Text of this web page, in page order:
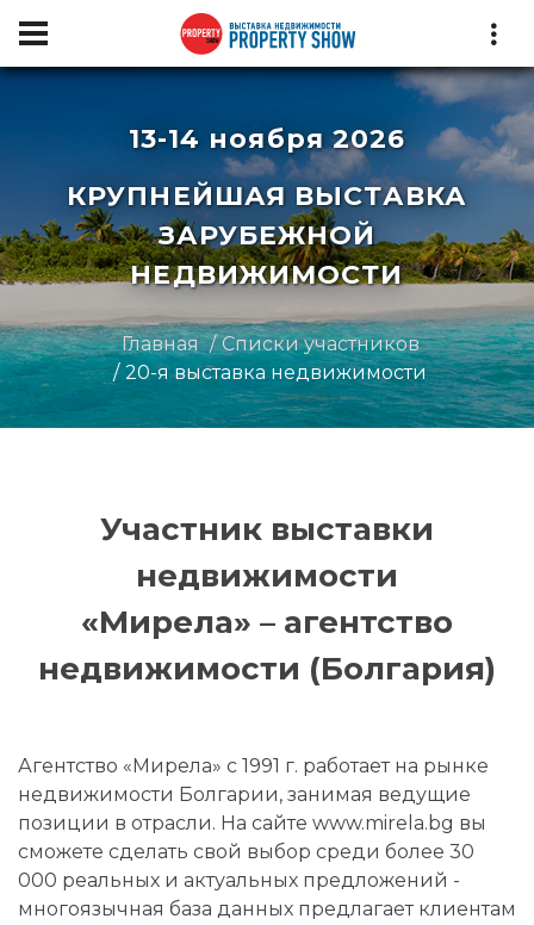
13-14 ноября 2026
КРУПНЕЙШАЯ ВЫСТАВКА
ЗАРУБЕЖНОЙ
НЕДВИЖИМОСТИ
Главная
Списки участников
20-я выставка недвижимости
Участник выставки
недвижимости
«Мирела» – агентство
недвижимости (Болгария)
Агентство «Мирела» с 1991 г. работает на рынке
недвижимости Болгарии, занимая ведущие
позиции в отрасли. На сайте www.mirela.bg вы
сможете сделать свой выбор среди более 30
000 реальных и актуальных предложений -
многоязычная база данных предлагает клиентам